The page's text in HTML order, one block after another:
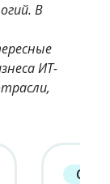
В
ИТ-